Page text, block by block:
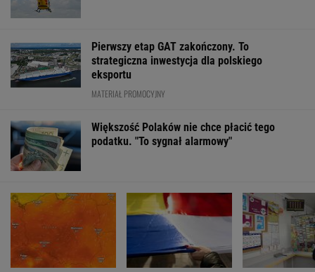
Pierwszy etap GAT zakończony. To
strategiczna inwestycja dla polskiego
eksportu
MATERIAŁ PROMOCYJNY
Większość Polaków nie chce płacić tego
podatku. "To sygnał alarmowy"